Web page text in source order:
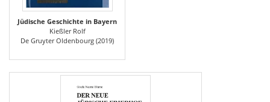
Jüdische Geschichte in Bayern
Kießler Rolf
De Gruyter Oldenbourg (2019)